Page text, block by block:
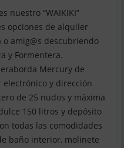
nuestro “WAIKIKI”
opciones de alquiler
amig@s descubriendo
y Formentera.
Mercury de
electrónico y dirección
de 25 nudos y máxima
150 litros y depósito
todas las comodidades
baño interior, molinete